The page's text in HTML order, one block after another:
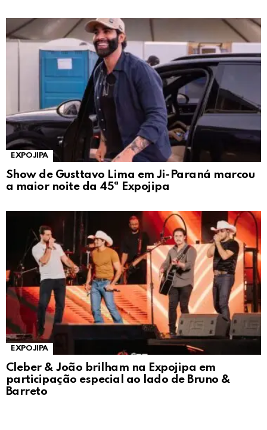
EXPOJIPA
Show de Gusttavo Lima em Ji-Paraná marcou
a maior noite da 45ª Expojipa
EXPOJIPA
Cleber & João brilham na Expojipa em
participação especial ao lado de Bruno &
Barreto